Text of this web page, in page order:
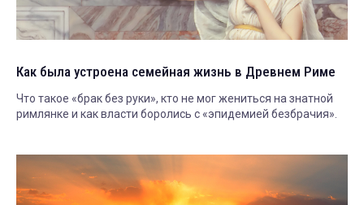
Как была устроена семейная жизнь в Древнем Риме
Что такое «брак без руки», кто не мог жениться на знатной
римлянке и как власти боролись с «эпидемией безбрачия».